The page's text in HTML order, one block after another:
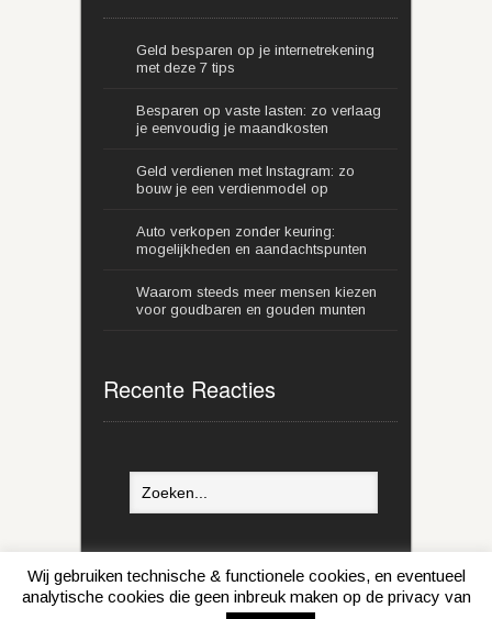
Geld besparen op je internetrekening
met deze 7 tips
Besparen op vaste lasten: zo verlaag
je eenvoudig je maandkosten
Geld verdienen met Instagram: zo
bouw je een verdienmodel op
Auto verkopen zonder keuring:
mogelijkheden en aandachtspunten
Waarom steeds meer mensen kiezen
voor goudbaren en gouden munten
Recente Reacties
Geld sparen tips © 2026
Wij gebruiken technische & functionele cookies, en eventueel
analytische cookies die geen inbreuk maken op de privacy van